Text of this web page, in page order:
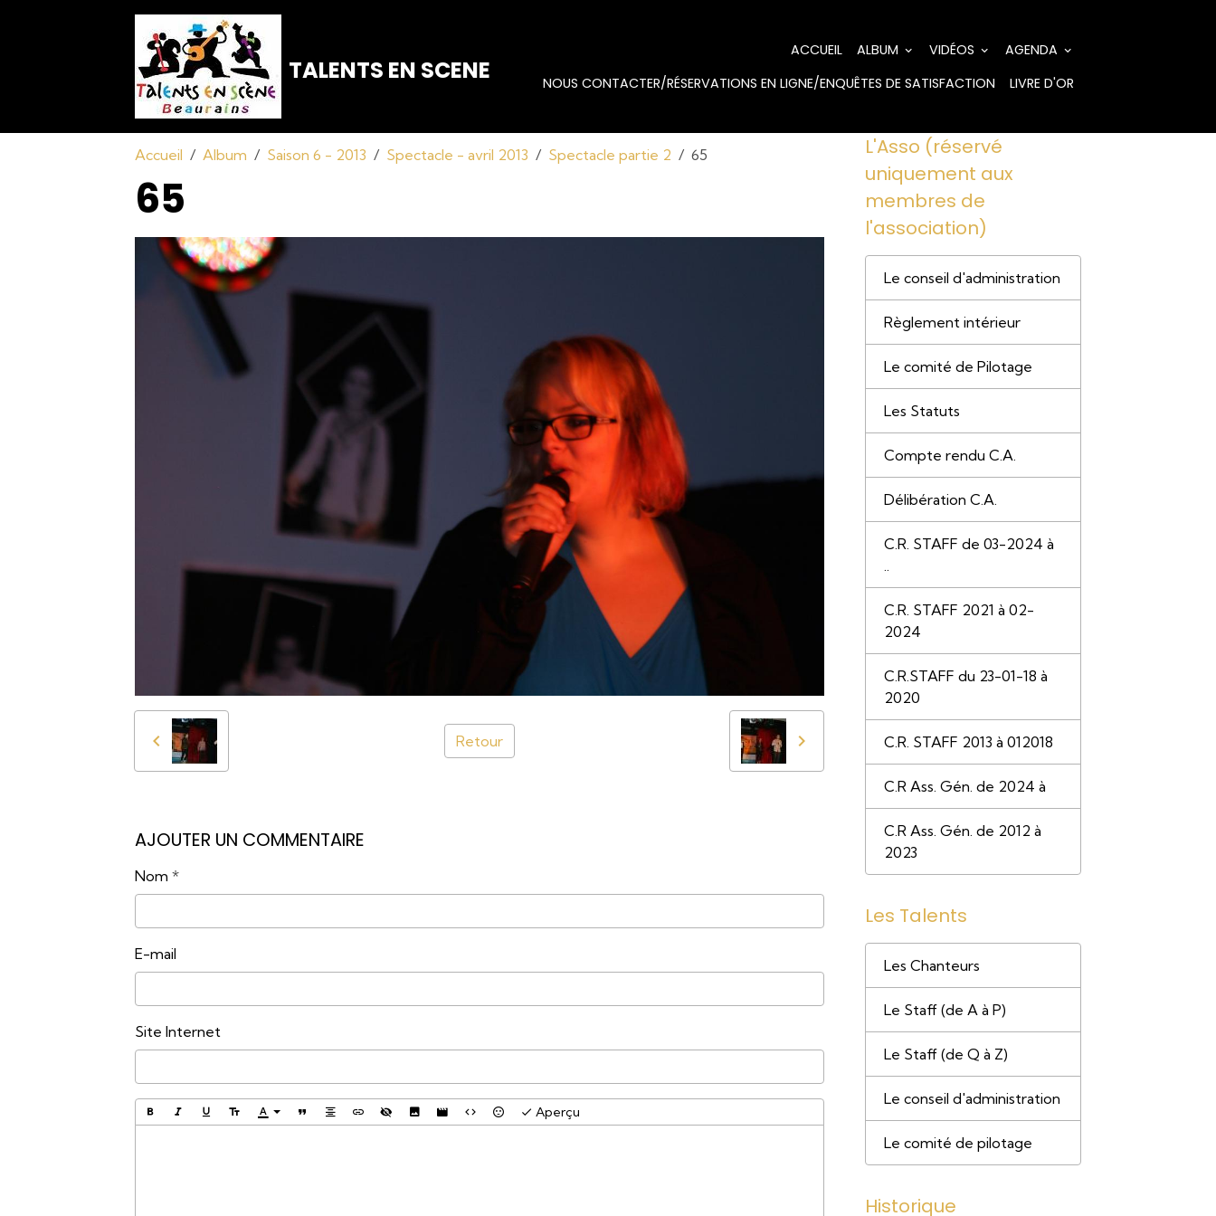
TALENTS EN SCENE
ACCUEIL ALBUM VIDÉOS
AGENDA
NOUS CONTACTER/RÉSERVATIONS EN LIGNE/ENQUÊTES DE SATISFACTION
LIVRE D'OR
Accueil Album Saison 6 - 2013 Spectacle - avril 2013 Spectacle partie 2 65
65
Retour
AJOUTER UN COMMENTAIRE
Nom
E-mail
Site Internet
Aperçu
L'Asso (réservé
uniquement aux
membres de
l'association)
Le conseil d'administration
Règlement intérieur
Le comité de Pilotage
Les Statuts
Compte rendu C.A.
Délibération C.A.
C.R. STAFF de 03-2024 à
..
C.R. STAFF 2021 à 02-
2024
C.R.STAFF du 23-01-18 à
2020
C.R. STAFF 2013 à 012018
C.R Ass. Gén. de 2024 à
C.R Ass. Gén. de 2012 à
2023
Les Talents
Les Chanteurs
Le Staff (de A à P)
Le Staff (de Q à Z)
Le conseil d'administration
Le comité de pilotage
Historique